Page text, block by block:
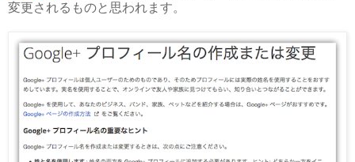
変更されるものと思われます。